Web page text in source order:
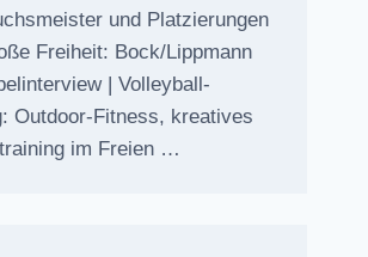
und Platzierungen
Freiheit: Bock/Lippmann
| Volleyball-
Outdoor-Fitness, kreatives
im Freien …